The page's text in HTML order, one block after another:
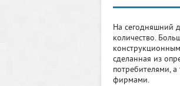
На сегодняшний
количество.
сделанная из
потребителями,
фирмами.